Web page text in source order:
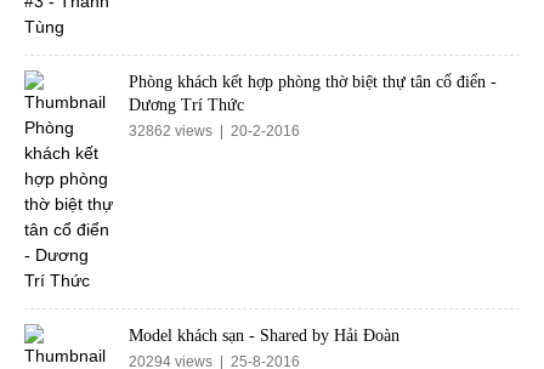
Phòng khách kết hợp phòng thờ biệt thự tân cổ điển -
Dương Trí Thức
32862 views | 20-2-2016
Model khách sạn - Shared by Hải Đoàn
20294 views | 25-8-2016